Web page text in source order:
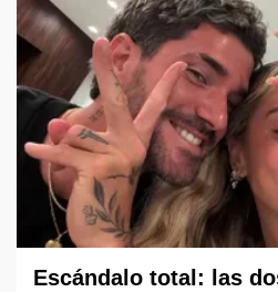
Escándalo total: las